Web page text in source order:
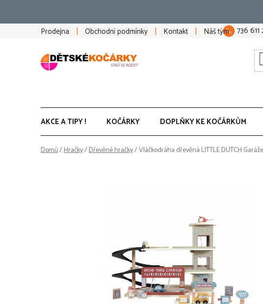
obsah
Prodejna
Obchodní podmínky Kontakt Náš tým 736
AKCE A TIPY ! KOČÁRKY DOPLŇKY KE KOČÁRKŮM
Domů/Hračky/Dřevěné hračky/Vláčkodráha dřevěná LITTLE DUTCH